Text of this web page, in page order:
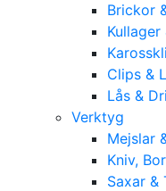
Brickor
Kullager
Clips &
Lås &
Verktyg
Mejslar
Kniv,
Saxar &